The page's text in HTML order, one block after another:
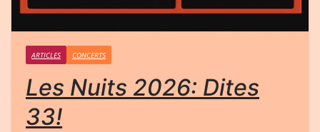
ARTICLES CONCERTS
Les Nuits 2026: Dites
33!